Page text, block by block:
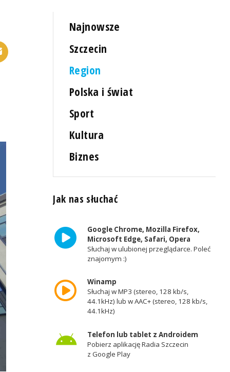
Najnowsze
Szczecin
Region
Polska i świat
Sport
Kultura
Biznes
Jak nas słuchać
Google Chrome, Mozilla Firefox,
Microsoft Edge, Safari, Opera
Słuchaj w ulubionej przeglądarce. Poleć
znajomym :)
Winamp
Słuchaj w MP3 (stereo, 128 kb/s,
44.1kHz) lub w AAC+ (stereo, 128 kb/s,
44.1kHz)
Telefon lub tablet z Androidem
Pobierz aplikację Radia Szczecin
z Google Play